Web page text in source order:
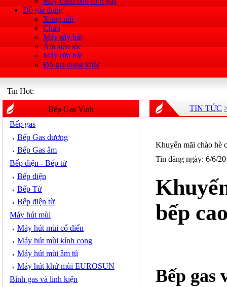
Đồ gia dụng
Xong nồi
Chảo
Máy sấy bát
Ấm siêu tốc
Máy rửa bát
Đồ gia dụng khác
Tin Hot:
Bếp Gas Vinh
Bếp gas
Bếp Gas dương
Bếp Gas âm
Bếp điện - Bếp từ
Bếp điện
Bếp Từ
Bếp điện từ
Máy hút mùi
Máy hút mùi cổ điển
Máy hút mùi kính cong
Máy hút mùi âm tủ
Máy hút khử mùi EUROSUN
Bình gas và linh kiện
TIN TỨC
Khuyến mãi chào hè
Tin đăng ngày: 6/6/
bếp
Bếp gas